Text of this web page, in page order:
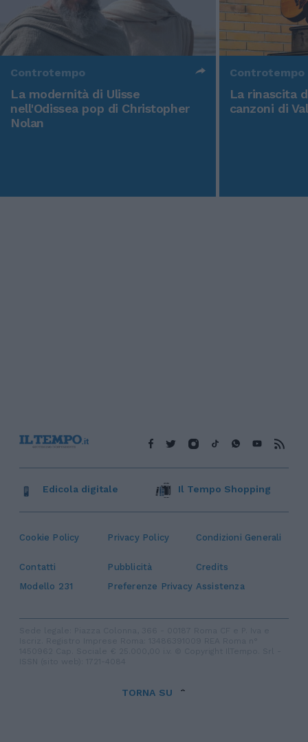
Controtempo
La modernità di Ulisse
nell'Odissea pop di Christopher
Nolan
Controtempo
La rinascita
canzoni di
Cookie Policy Privacy Policy Condizioni Generali
Contatti Pubblicità
Credits
Modello 231
Preferenze Privacy Assistenza
Edicola digitale Il Tempo Shopping
TORNA SU